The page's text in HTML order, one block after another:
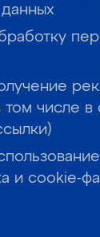
том числе в
и cookie-